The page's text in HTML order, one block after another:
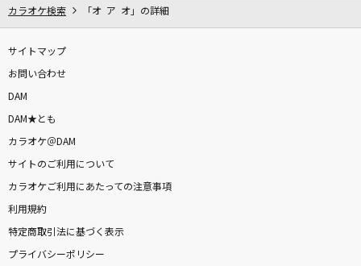
カラオケ検索 「オ ア オ」の詳細
サイトマップ
お問い合わせ
DAM
DAM★とも
カラオケ＠DAM
サイトのご利用について
カラオケご利用にあたっての注意事項
利用規約
特定商取引法に基づく表示
プライバシーポリシー